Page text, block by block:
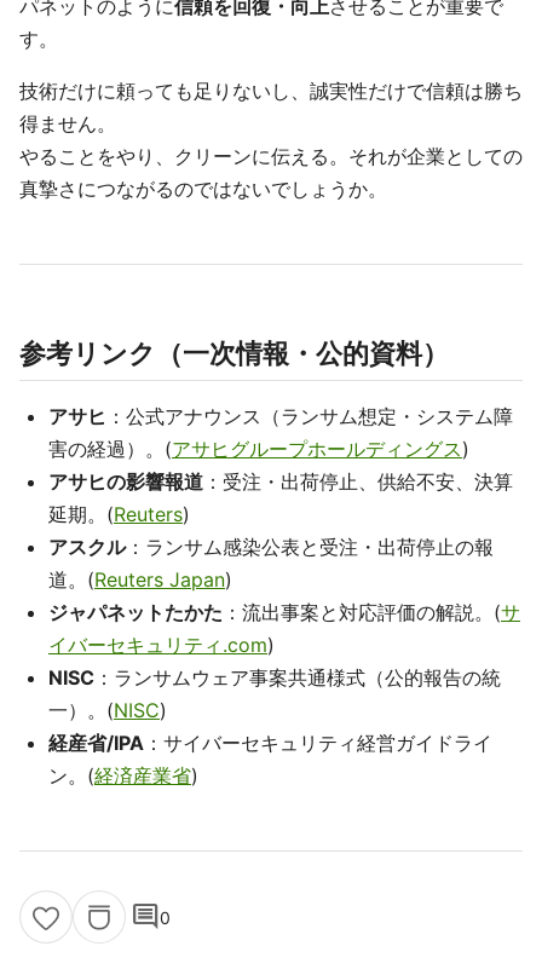
パネットのように信頼を回復・向上させることが重要で
す。
技術だけに頼っても足りないし、誠実性だけで信頼は勝ち
得ません。
やることをやり、クリーンに伝える。それが企業としての
真摯さにつながるのではないでしょうか。
参考リンク（一次情報・公的資料）
アサヒ ：公式アナウンス（ランサム想定・システム障
害の経過）。(アサヒグループホールディングス)
アサヒの影響報道 ：受注・出荷停止、供給不安、決算
延期。(Reuters)
アスクル：ランサム感染公表と受注・出荷停止の報
道。(Reuters Japan)
ジャパネットたかた ：流出事案と対応評価の解説。(サ
イバーセキュリティ.com)
NISC ：ランサムウェア事案共通様式（公的報告の統
一）。(NISC)
経産省/IPA ：サイバーセキュリティ経営ガイドライ
ン。(経済産業省)
comment0